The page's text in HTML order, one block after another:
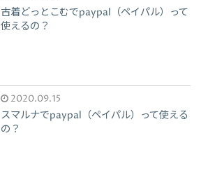
古着どっとこむでpaypal（ペイパル）って
使えるの？
2020.09.15
スマルナでpaypal（ペイパル）って使える
の？